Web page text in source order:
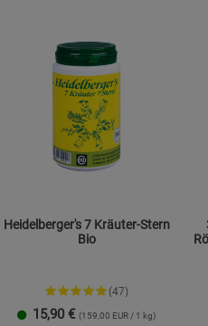
Heidelberger's 7 Kräuter-Stern
Bio
(47)
15,90 € (159,00 EUR / 1 kg)
Marketing Cookies (3)
Beschreibung Marketing Cookies
Cookie-